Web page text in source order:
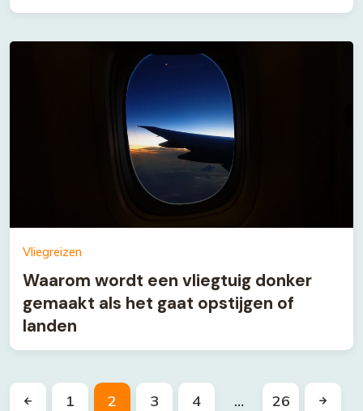
Vliegreizen
Waarom wordt een vliegtuig donker
gemaakt als het gaat opstijgen of
landen
1 2 3 4 … 26